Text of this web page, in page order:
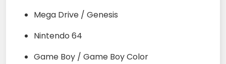
Mega Drive / Genesis
Nintendo 64
Game Boy / Game Boy Color